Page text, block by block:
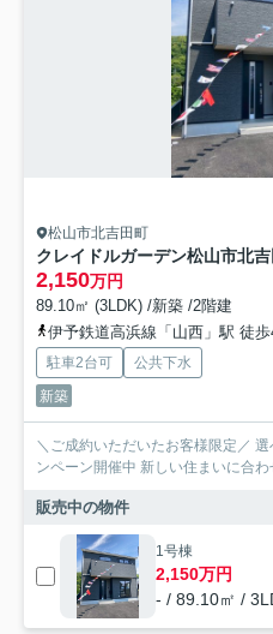
松山市北吉田町
クレイドルガーデン松山市北
2,150万円
89.10㎡ (3LDK) /新築 /2階建
伊予鉄道高浜線「山西」駅 徒
駐車2台可
公共下水
新築
＼ご成約いただいたお客様限定／
ンペーン開催中 新しい住まいに合
販売中の物件
1号棟
2,150万円
- / 89.10㎡ /